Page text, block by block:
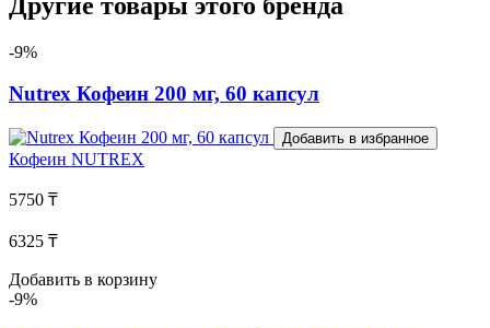
-9%
Nutrex Кофеин 200 мг, 60 капсул
Добавить в избранное
Кофеин NUTREX
5750 ₸
6325 ₸
Добавить в корзину
-9%